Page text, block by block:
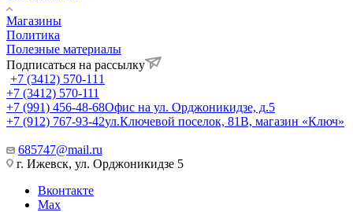
Магазины
Политика
Полезные материалы
Подписаться на рассылку
+7 (3412) 570-111
+7 (3412) 570-111
+7 (991) 456-48-68Офис на ул. Орджоникидзе, д.5
+7 (912) 767-93-42ул.Ключевой поселок, 81В, магазин «Ключ»
685747@mail.ru
г. Ижевск, ул. Орджоникидзе 5
Вконтакте
Max